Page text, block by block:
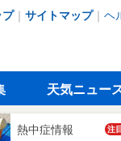
｜ サイトマップ｜ ヘ
天気ニュー
熱中症情報 注目